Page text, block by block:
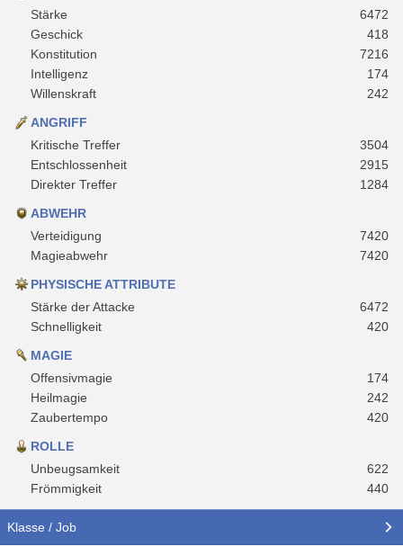
Stärke
6472
Geschick
418
Konstitution
7216
Intelligenz
174
Willenskraft
242
ANGRIFF
Kritische Treffer
3504
Entschlossenheit
2915
Direkter Treffer
1284
ABWEHR
Verteidigung
7420
Magieabwehr
7420
PHYSISCHE ATTRIBUTE
Stärke der Attacke
6472
Schnelligkeit
420
MAGIE
Offensivmagie
174
Heilmagie
242
Zaubertempo
420
ROLLE
Unbeugsamkeit
622
Frömmigkeit
440
Klasse / Job